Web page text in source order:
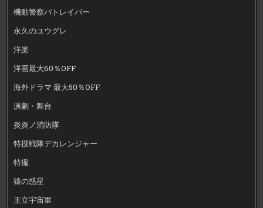
機動警察パトレイバー
永久のユウグレ
洋楽
洋画最大60％OFF
海外ドラマ 最大50％OFF
演劇・舞台
炎炎ノ消防隊
特捜戦隊デカレンジャー
特撮
猿の惑星
王立宇宙軍